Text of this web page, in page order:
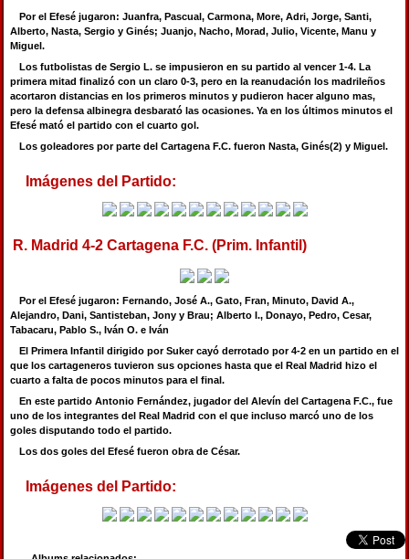
Por el Efesé jugaron: Juanfra, Pascual, Carmona, More, Adri, Jorge, Santi,
Alberto, Nasta, Sergio y Ginés; Juanjo, Nacho, Morad, Julio, Vicente, Manu y
Miguel.
Los futbolistas de Sergio L. se impusieron en su partido al vencer 1-4. La
primera mitad finalizó con un claro 0-3, pero en la reanudación los madrileños
acortaron distancias en los primeros minutos y pudieron hacer alguno mas,
pero la defensa albinegra desbarató las ocasiones. Ya en los últimos minutos el
Efesé mató el partido con el cuarto gol.
Los goleadores por parte del Cartagena F.C. fueron Nasta, Ginés(2) y Miguel.
Imágenes del Partido:
R. Madrid 4-2 Cartagena F.C. (Prim. Infantil)
Por el Efesé jugaron: Fernando, José A., Gato, Fran, Minuto, David A.,
Alejandro, Dani, Santisteban, Jony y Brau; Alberto I., Donayo, Pedro, Cesar,
Tabacaru, Pablo S., Iván O. e Iván
El Primera Infantil dirigido por Suker cayó derrotado por 4-2 en un partido en el
que los cartageneros tuvieron sus opciones hasta que el Real Madrid hizo el
cuarto a falta de pocos minutos para el final.
En este partido Antonio Fernández, jugador del Alevín del Cartagena F.C., fue
uno de los integrantes del Real Madrid con el que incluso marcó uno de los
goles disputando todo el partido.
Los dos goles del Efesé fueron obra de César.
Imágenes del Partido: